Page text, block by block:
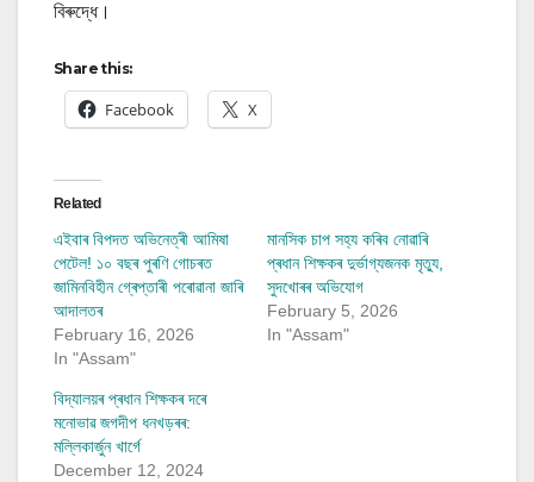
বিৰুদ্ধে।
Share this:
Facebook X
Related
এইবাৰ বিপদত অভিনেত্ৰী আমিষা
পেটেল! ১০ বছৰ পুৰণি গোচৰত
জামিনবিহীন গ্ৰেপ্তাৰী পৰোৱানা জাৰি
আদালতৰ
February 16, 2026
In "Assam"
মানসিক চাপ সহ্য কৰিব নোৱাৰি
প্ৰধান শিক্ষকৰ দুৰ্ভাগ্যজনক মৃত্যু,
সুদখোৰৰ অভিযোগ
February 5, 2026
In "Assam"
বিদ্যালয়ৰ প্ৰধান শিক্ষকৰ দৰে
মনোভাৱ জগদীপ ধনখড়ৰৰ:
মল্লিকাৰ্জুন খাৰ্গে
December 12, 2024